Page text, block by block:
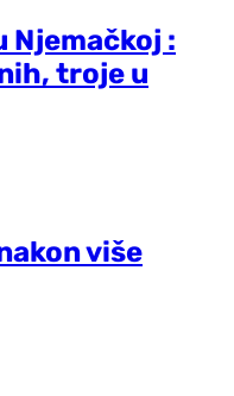
Njemačkoj :
troje u
više